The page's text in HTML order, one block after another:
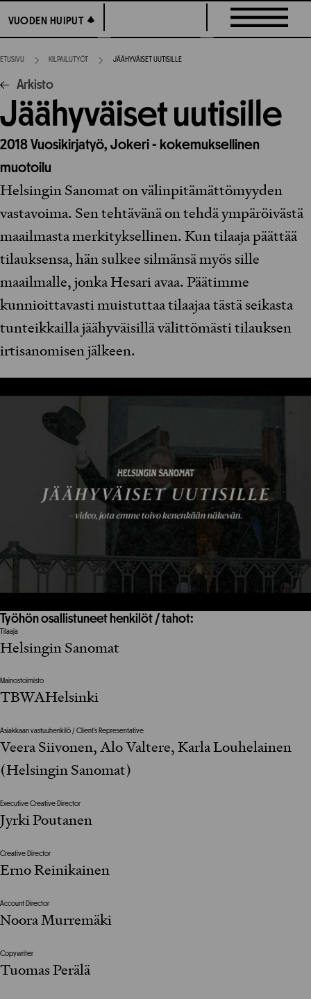
suoraan
sisältöön
VUODEN HUIPUT
VUODEN HUIPUT
ETUSIVU KILPAILUTYÖT JÄÄHYVÄISET UUTISILLE
Arkisto
Jäähyväiset uutisille
2018Vuosikirjatyö, Jokeri - kokemuksellinen
muotoilu
Helsingin Sanomat on välinpitämättömyyden
vastavoima. Sen tehtävänä on tehdä ympäröivästä
maailmasta merkityksellinen. Kun tilaaja päättää
tilauksensa, hän sulkee silmänsä myös sille
maailmalle, jonka Hesari avaa. Päätimme
kunnioittavasti muistuttaa tilaajaa tästä seikasta
tunteikkailla jäähyväisillä välittömästi tilauksen
irtisanomisen jälkeen.
Työhön osallistuneet henkilöt / tahot:
Tilaaja
Helsingin Sanomat
Mainostoimisto
TBWAHelsinki
Asiakkaan vastuuhenkilö / Client’s Representative
Veera Siivonen, Alo Valtere, Karla Louhelainen
(Helsingin Sanomat)
Executive Creative Director
Jyrki Poutanen
Creative Director
Erno Reinikainen
Account Director
Noora Murremäki
Copywriter
Tuomas Perälä